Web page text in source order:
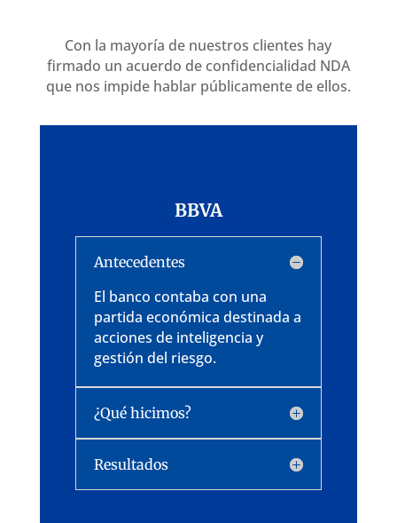
Con la mayoría de nuestros clientes hay
firmado un acuerdo de confidencialidad NDA
que nos impide hablar públicamente de ellos.
BBVA
Antecedentes
El banco contaba con una
partida económica destinada a
acciones de inteligencia y
gestión del riesgo.
¿Qué hicimos?
Resultados